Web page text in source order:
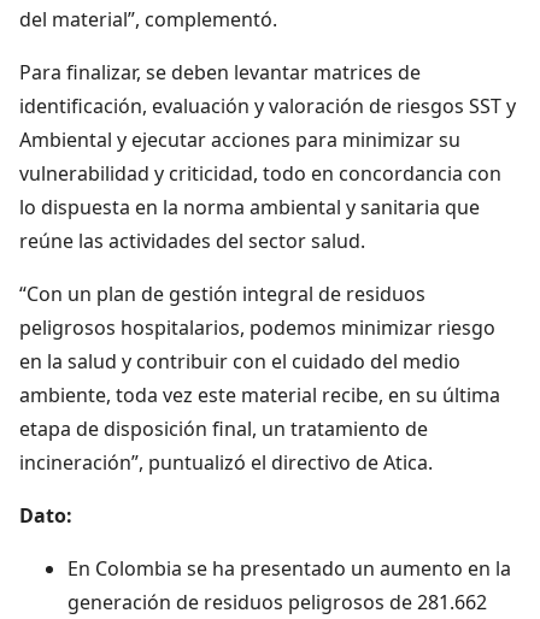
del material”, complementó.
Para finalizar, se deben levantar matrices de
identificación, evaluación y valoración de riesgos SST y
Ambiental y ejecutar acciones para minimizar su
vulnerabilidad y criticidad, todo en concordancia con
lo dispuesta en la norma ambiental y sanitaria que
reúne las actividades del sector salud.
“Con un plan de gestión integral de residuos
peligrosos hospitalarios, podemos minimizar riesgo
en la salud y contribuir con el cuidado del medio
ambiente, toda vez este material recibe, en su última
etapa de disposición final, un tratamiento de
incineración”, puntualizó el directivo de Atica.
Dato:
En Colombia se ha presentado un aumento en la
generación de residuos peligrosos de 281.662